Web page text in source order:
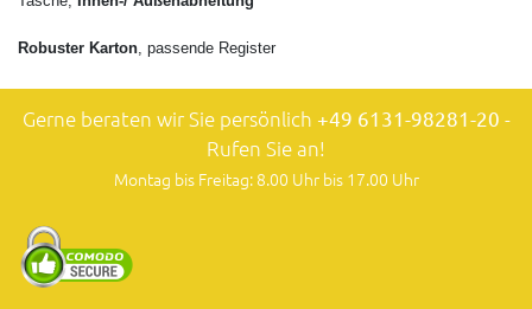
Robuster Karton, passende Register
Gerne beraten wir Sie persönlich +49 6131-98281-20 -
Rufen Sie an!
Montag bis Freitag: 8.00 Uhr bis 17.00 Uhr